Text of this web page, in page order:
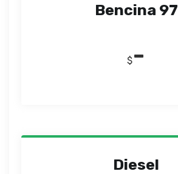
Bencina 97
$-
Diesel